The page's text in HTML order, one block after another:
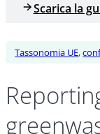
Scarica la
Tassonomia UE,